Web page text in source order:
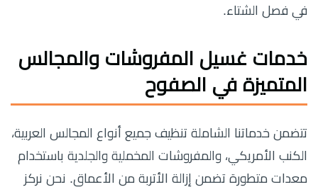
في فصل الشتاء.
خدمات غسيل المفروشات والمجالس
المتميزة في الصفوح
تتضمن خدماتنا الشاملة تنظيف جميع أنواع المجالس العربية،
الكنب الأمريكي، والمفروشات المخملية والجلدية باستخدام
معدات متطورة تضمن إزالة الأتربة من الأعماق. نحن نركز